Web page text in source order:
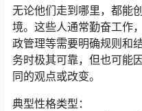
无论他们走到哪里，都能
境。这些人通常勤奋工作
政管理等需要明确规则和
务时极其可靠，但也可能
同的观点或改变。
典型性格类型：